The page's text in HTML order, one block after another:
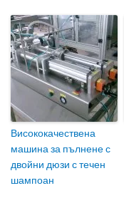
Висококачествена
машина за пълнене с
двойни дюзи с течен
шампоан